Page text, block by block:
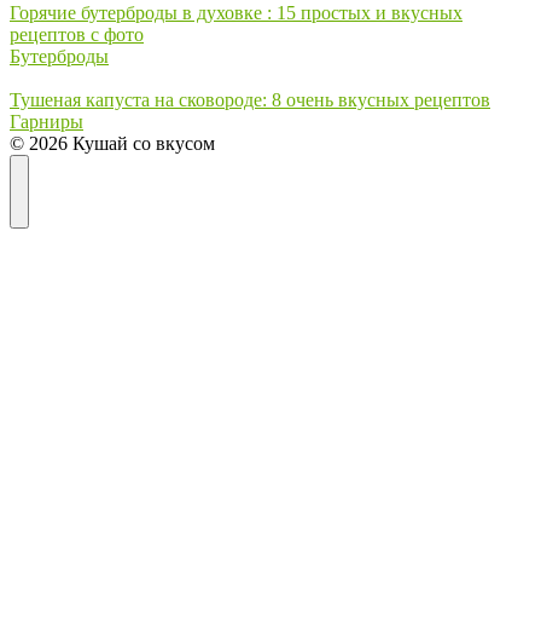
Горячие бутерброды в духовке : 15 простых и вкусных
рецептов с фото
Бутерброды
Тушеная капуста на сковороде: 8 очень вкусных рецептов
Гарниры
© 2026 Кушай со вкусом